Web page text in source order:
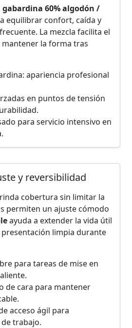
gabardina 60% algodón /
equilibrar confort, caída y
La mezcla facilita el
mantener la forma tras
apariencia profesional
en puntos de tensión
para servicio intensivo en
y reversibilidad
cobertura sin limitar la
permiten un ajuste cómodo
ayuda a extender la vida útil
limpia durante
para tareas de mise en
de cara para mantener
acceso ágil para
trabajo.